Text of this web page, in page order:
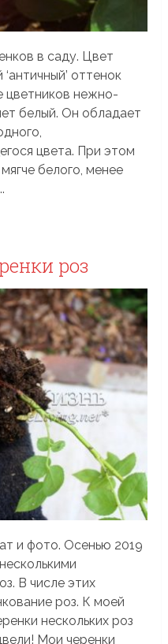
в саду. Цвет
оттенок
цветников нежно-
белый. Он обладает
цвета. При этом
белого, менее
роз
и фото. Осенью 2019
В числе этих
роз. К моей
нескольких роз
Мои черенки